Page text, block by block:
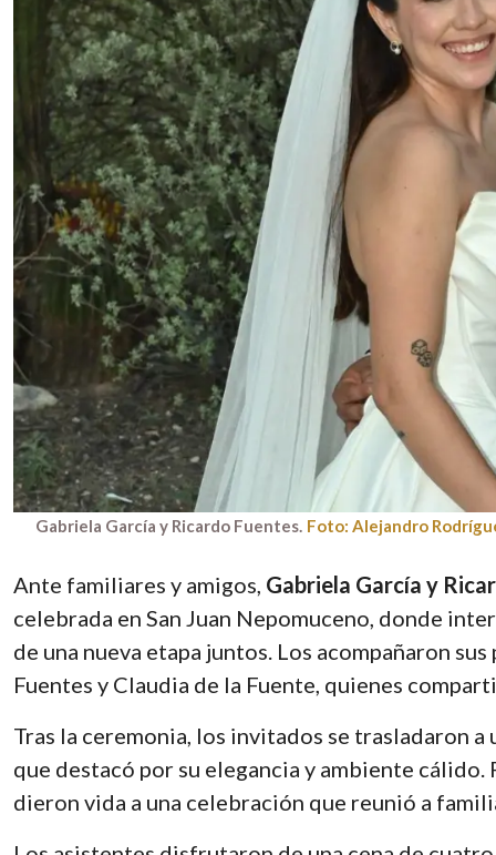
Gabriela García y Ricardo Fuentes. Foto: Alejandro
Ante familiares y amigos, Gabriela García y
celebrada en San Juan Nepomuceno, donde
de una nueva etapa juntos. Los acompañaron
Fuentes y Claudia de la Fuente, quienes
Tras la ceremonia, los invitados se trasladaron
que destacó por su elegancia y ambiente
dieron vida a una celebración que reunió a